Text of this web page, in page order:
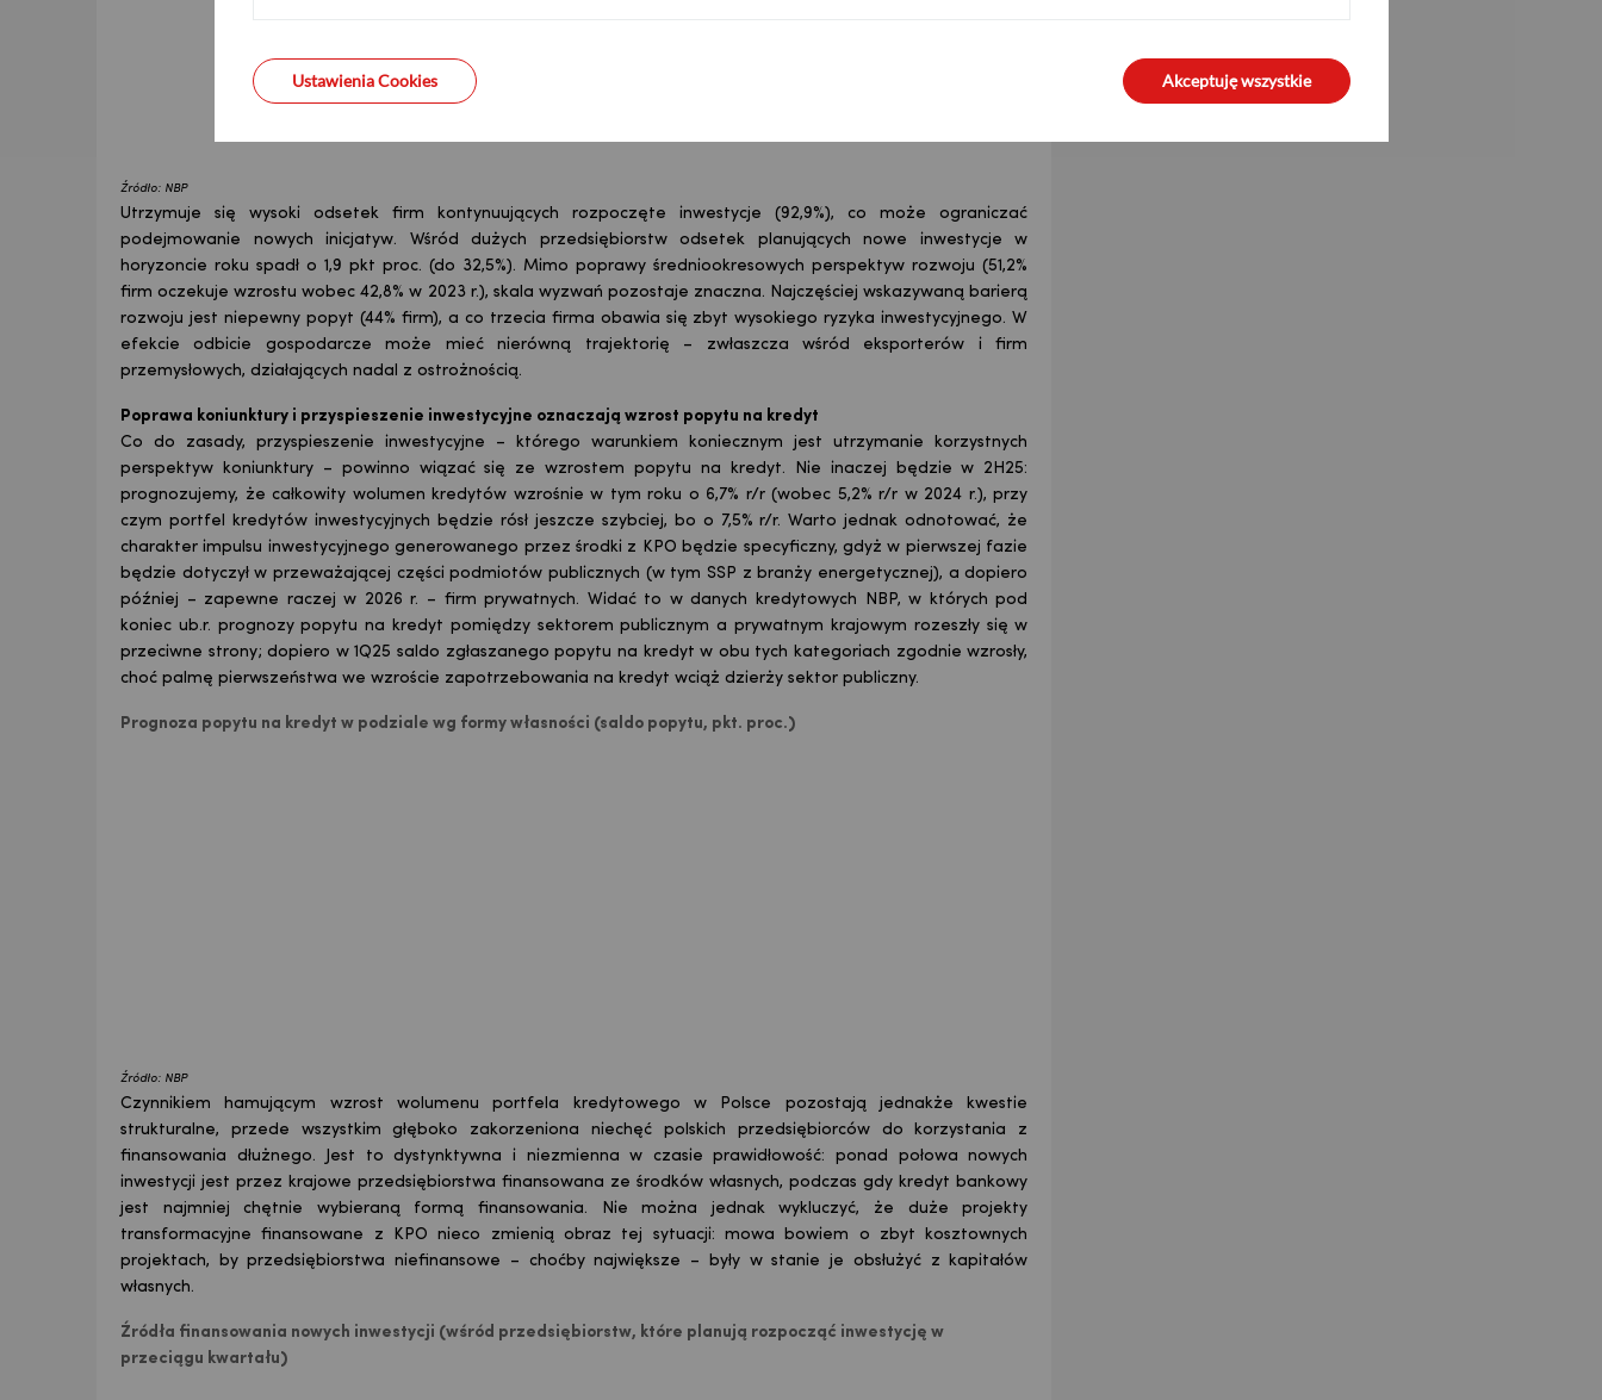
Źródło: NBP
Utrzymuje się wysoki odsetek firm kontynuujących rozpoczęte inwestycje (92,9%), co może ograniczać
podejmowanie nowych inicjatyw. Wśród dużych przedsiębiorstw odsetek planujących nowe inwestycje w
horyzoncie roku spadł o 1,9 pkt proc. (do 32,5%). Mimo poprawy średniookresowych perspektyw rozwoju (51,2%
firm oczekuje wzrostu wobec 42,8% w 2023 r.), skala wyzwań pozostaje znaczna. Najczęściej wskazywaną barierą
rozwoju jest niepewny popyt (44% firm), a co trzecia firma obawia się zbyt wysokiego ryzyka inwestycyjnego. W
efekcie odbicie gospodarcze może mieć nierówną trajektorię – zwłaszcza wśród eksporterów i firm
przemysłowych, działających nadal z ostrożnością.
Poprawa koniunktury i przyspieszenie inwestycyjne oznaczają wzrost popytu na kredyt
Co do zasady, przyspieszenie inwestycyjne – którego warunkiem koniecznym jest utrzymanie korzystnych
perspektyw koniunktury – powinno wiązać się ze wzrostem popytu na kredyt. Nie inaczej będzie w 2H25:
prognozujemy, że całkowity wolumen kredytów wzrośnie w tym roku o 6,7% r/r (wobec 5,2% r/r w 2024 r.), przy
czym portfel kredytów inwestycyjnych będzie rósł jeszcze szybciej, bo o 7,5% r/r. Warto jednak odnotować, że
charakter impulsu inwestycyjnego generowanego przez środki z KPO będzie specyficzny, gdyż w pierwszej fazie
będzie dotyczył w przeważającej części podmiotów publicznych (w tym SSP z branży energetycznej), a dopiero
później – zapewne raczej w 2026 r. – firm prywatnych. Widać to w danych kredytowych NBP, w których pod
koniec ub.r. prognozy popytu na kredyt pomiędzy sektorem publicznym a prywatnym krajowym rozeszły się w
przeciwne strony; dopiero w 1Q25 saldo zgłaszanego popytu na kredyt w obu tych kategoriach zgodnie wzrosły,
choć palmę pierwszeństwa we wzroście zapotrzebowania na kredyt wciąż dzierży sektor publiczny.
Prognoza popytu na kredyt w podziale wg formy własności (saldo popytu, pkt. proc.)
Źródło: NBP
Czynnikiem hamującym wzrost wolumenu portfela kredytowego w Polsce pozostają jednakże kwestie
strukturalne, przede wszystkim głęboko zakorzeniona niechęć polskich przedsiębiorców do korzystania z
finansowania dłużnego. Jest to dystynktywna i niezmienna w czasie prawidłowość: ponad połowa nowych
inwestycji jest przez krajowe przedsiębiorstwa finansowana ze środków własnych, podczas gdy kredyt bankowy
jest najmniej chętnie wybieraną formą finansowania. Nie można jednak wykluczyć, że duże projekty
transformacyjne finansowane z KPO nieco zmienią obraz tej sytuacji: mowa bowiem o zbyt kosztownych
projektach, by przedsiębiorstwa niefinansowe – choćby największe – były w stanie je obsłużyć z kapitałów
własnych.
Źródła finansowania nowych inwestycji (wśród przedsiębiorstw, które planują rozpocząć inwestycję w
przeciągu kwartału)
Ustawienia Cookies Akceptuję wszystkie